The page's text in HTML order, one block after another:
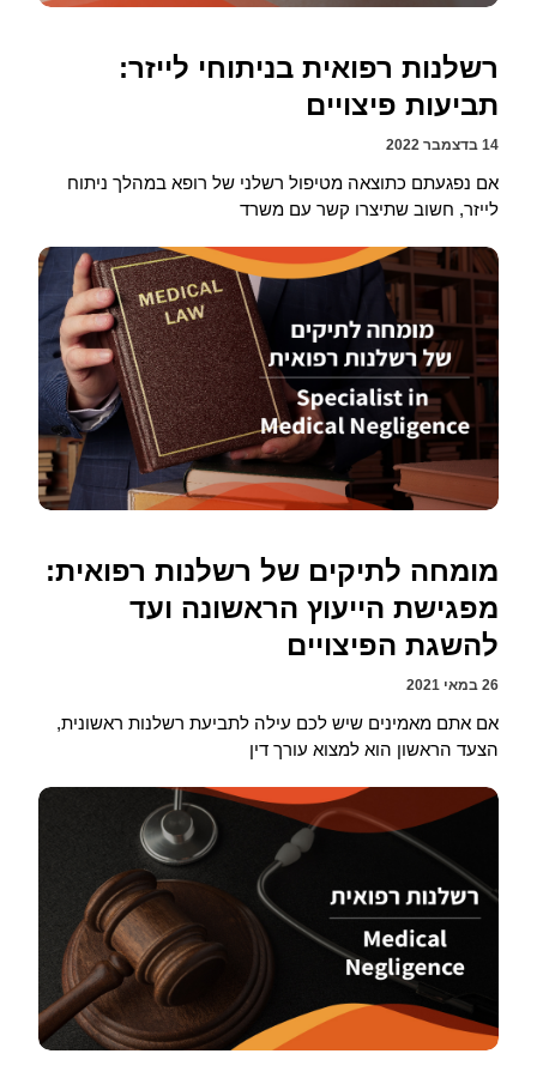
רשלנות רפואית בניתוחי לייזר:
תביעות פיצויים
14 בדצמבר 2022
אם נפגעתם כתוצאה מטיפול רשלני של רופא במהלך ניתוח
לייזר, חשוב שתיצרו קשר עם משרד
מומחה לתיקים של רשלנות רפואית:
מפגישת הייעוץ הראשונה ועד
להשגת הפיצויים
26 במאי 2021
אם אתם מאמינים שיש לכם עילה לתביעת רשלנות ראשונית,
הצעד הראשון הוא למצוא עורך דין